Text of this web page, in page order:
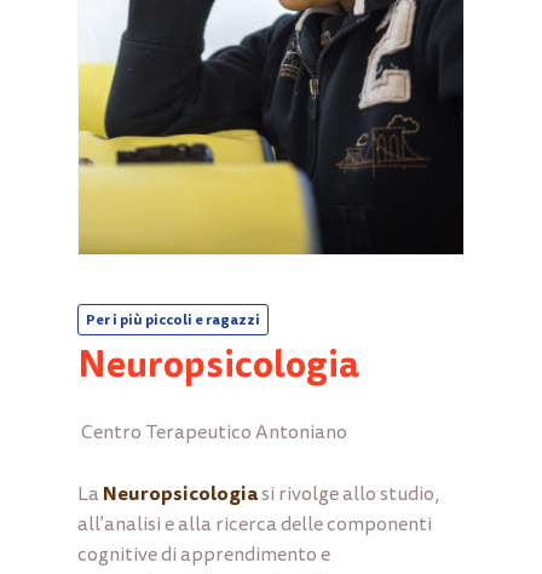
Per i più piccoli e ragazzi
Neuropsicologia
Centro Terapeutico Antoniano
La Neuropsicologiasi rivolge allo studio,
all’analisi e alla ricerca delle componenti
cognitive di apprendimento e